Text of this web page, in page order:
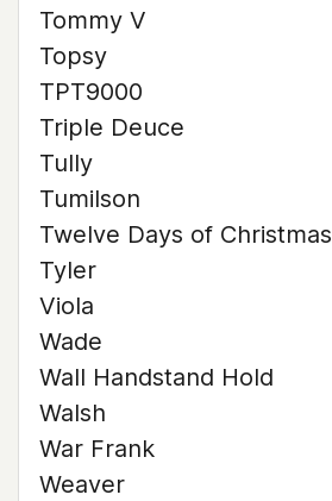
Tommy V
Topsy
TPT9000
Triple Deuce
Tully
Tumilson
Twelve Days of Christmas
Tyler
Viola
Wade
Wall Handstand Hold
Walsh
War Frank
Weaver